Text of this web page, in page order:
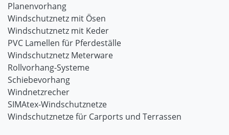
Planenvorhang
Windschutznetz mit Ösen
Windschutznetz mit Keder
PVC Lamellen für Pferdeställe
Windschutznetz Meterware
Rollvorhang-Systeme
Schiebevorhang
Windnetzrecher
SIMAtex-Windschutznetze
Windschutznetze für Carports und Terrassen